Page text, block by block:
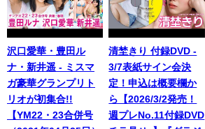
沢口愛華・豊田ル
ナ・新井遥 - ミスマ
ガ豪華グランプリト
リオが初集合!!
【YM22・23合併号
清埜きり 付録DVD -
3/7表紙サイン会決
定！申込は概要欄か
ら【2026/3/2発売！
週プレNo.11付録DVD